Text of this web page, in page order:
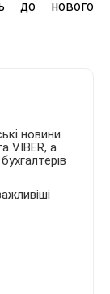
до нового
новини
VIBER, а